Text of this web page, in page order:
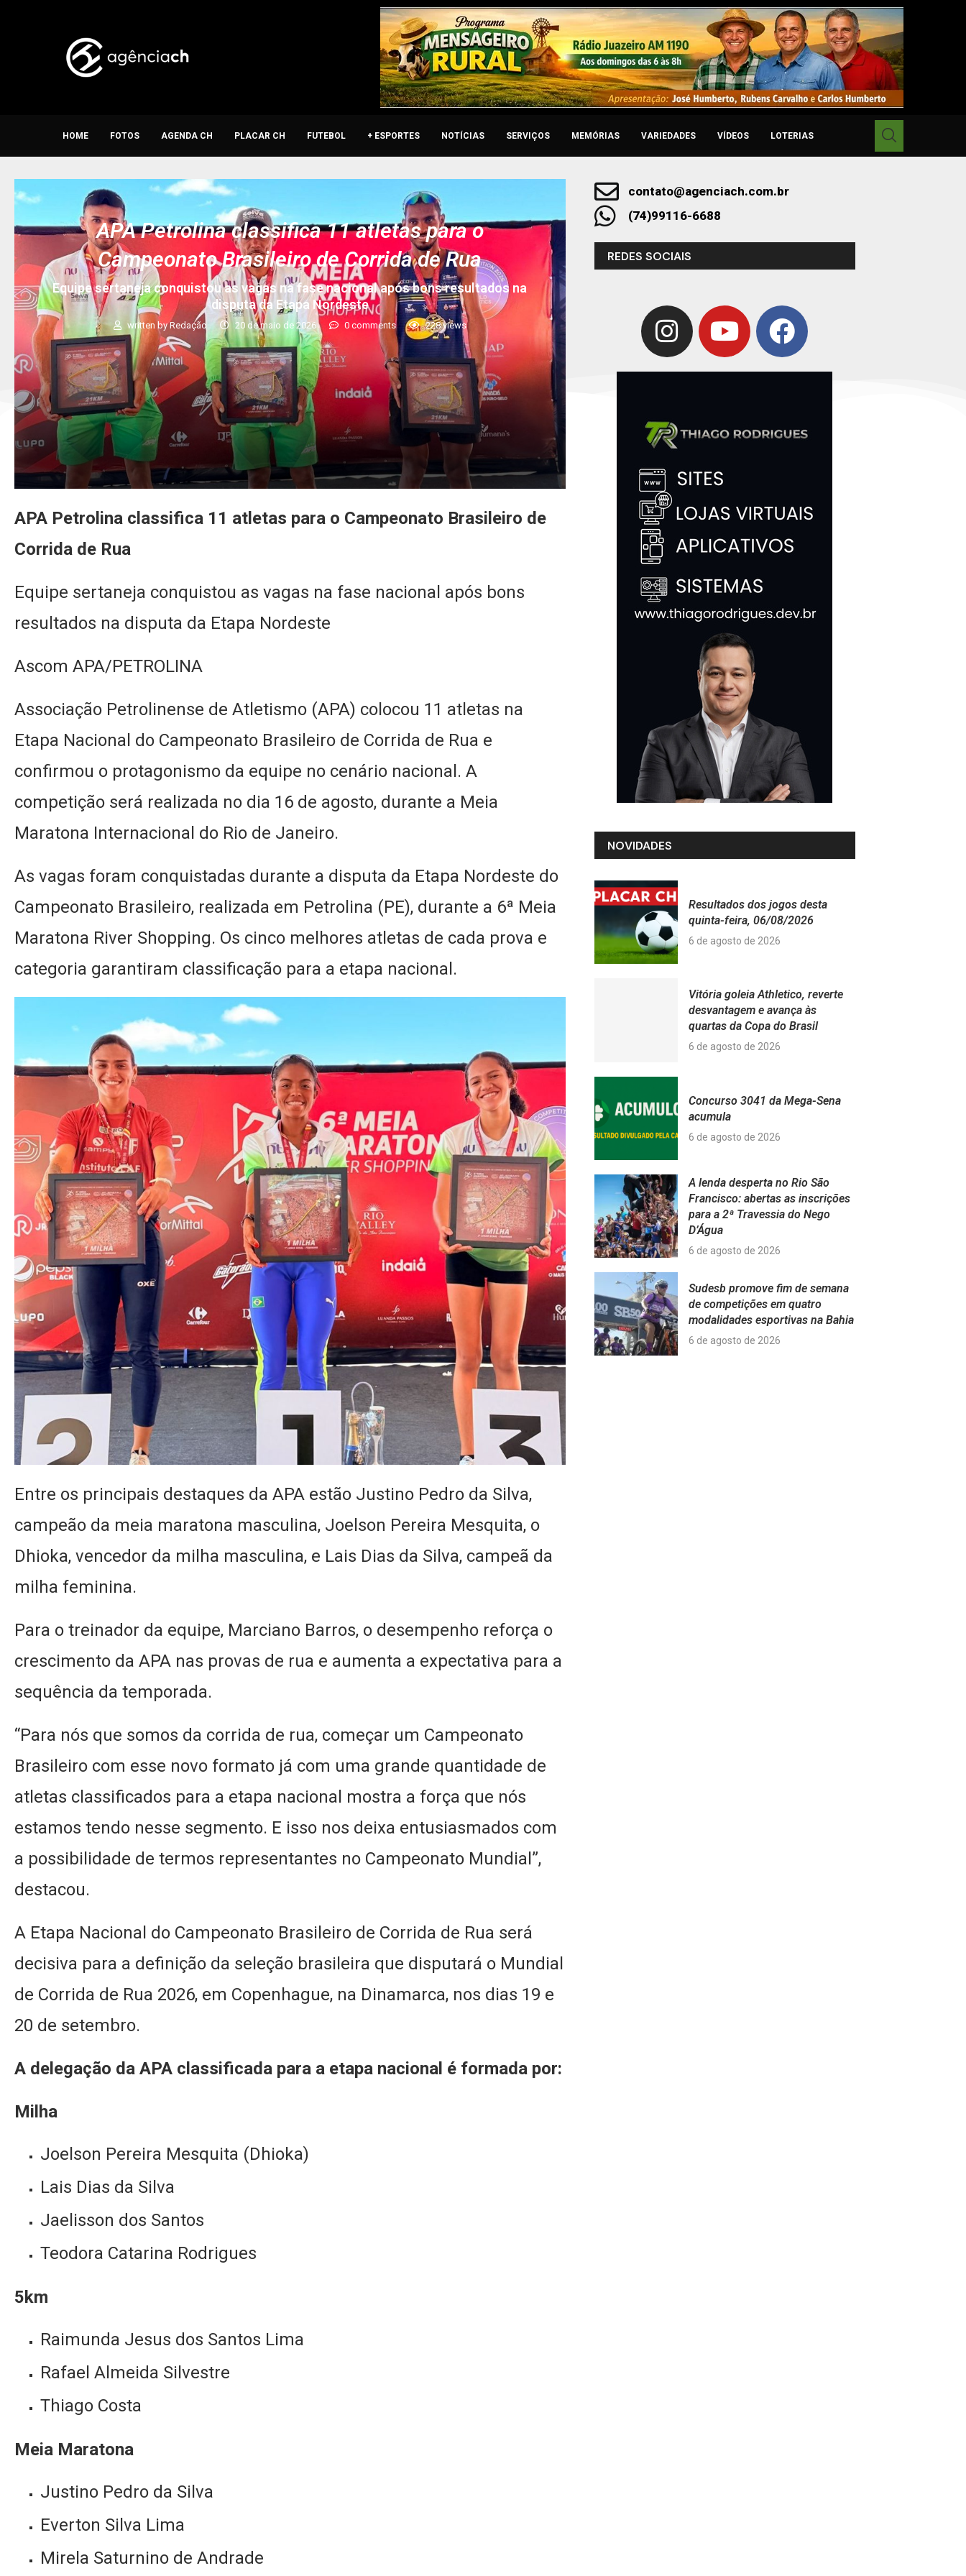
HOME FOTOS AGENDA CH PLACAR CH FUTEBOL + ESPORTES NOTÍCIAS SERVIÇOS MEMÓRIAS VARIEDADES VÍDEOS LOTERIAS
APA Petrolina classifica 11 atletas para o
Campeonato Brasileiro de Corrida de Rua
Equipe sertaneja conquistou as vagas na fase nacional após bons resultados na
disputa da Etapa Nordeste
written byRedação 20 de maio de 2026 0 comments 228views
APA Petrolina classifica 11 atletas para o Campeonato Brasileiro de
Corrida de Rua
Equipe sertaneja conquistou as vagas na fase nacional após bons
resultados na disputa da Etapa Nordeste
Ascom APA/PETROLINA
Associação Petrolinense de Atletismo (APA) colocou 11 atletas na
Etapa Nacional do Campeonato Brasileiro de Corrida de Rua e
confirmou o protagonismo da equipe no cenário nacional. A
competição será realizada no dia 16 de agosto, durante a Meia
Maratona Internacional do Rio de Janeiro.
As vagas foram conquistadas durante a disputa da Etapa Nordeste do
Campeonato Brasileiro, realizada em Petrolina (PE), durante a 6ª Meia
Maratona River Shopping. Os cinco melhores atletas de cada prova e
categoria garantiram classificação para a etapa nacional.
Entre os principais destaques da APA estão Justino Pedro da Silva,
campeão da meia maratona masculina, Joelson Pereira Mesquita, o
Dhioka, vencedor da milha masculina, e Lais Dias da Silva, campeã da
milha feminina.
Para o treinador da equipe, Marciano Barros, o desempenho reforça o
crescimento da APA nas provas de rua e aumenta a expectativa para a
sequência da temporada.
“Para nós que somos da corrida de rua, começar um Campeonato
Brasileiro com esse novo formato já com uma grande quantidade de
atletas classificados para a etapa nacional mostra a força que nós
estamos tendo nesse segmento. E isso nos deixa entusiasmados com
a possibilidade de termos representantes no Campeonato Mundial”,
destacou.
A Etapa Nacional do Campeonato Brasileiro de Corrida de Rua será
decisiva para a definição da seleção brasileira que disputará o Mundial
de Corrida de Rua 2026, em Copenhague, na Dinamarca, nos dias 19 e
20 de setembro.
A delegação da APA classificada para a etapa nacional é formada por:
Milha
Joelson Pereira Mesquita (Dhioka)
Lais Dias da Silva
Jaelisson dos Santos
Teodora Catarina Rodrigues
5km
Raimunda Jesus dos Santos Lima
Rafael Almeida Silvestre
Thiago Costa
Meia Maratona
Justino Pedro da Silva
Everton Silva Lima
Mirela Saturnino de Andrade
contato@agenciach.com.br
(74)99116-6688
REDES SOCIAIS
NOVIDADES
Resultados dos jogos desta
quinta-feira, 06/08/2026
6 de agosto de 2026
Vitória goleia Athletico, reverte
desvantagem e avança às
quartas da Copa do Brasil
6 de agosto de 2026
Concurso 3041 da Mega-Sena
acumula
6 de agosto de 2026
A lenda desperta no Rio São
Francisco: abertas as inscrições
para a 2ª Travessia do Nego
D’Água
6 de agosto de 2026
Sudesb promove fim de semana
de competições em quatro
modalidades esportivas na Bahia
6 de agosto de 2026